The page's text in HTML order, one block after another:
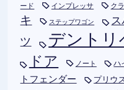
ード
インプレッサ ク
キ
ステップワゴン
ツ
デントリ
ドア
ノート ハ
トフェンダー
プリウ